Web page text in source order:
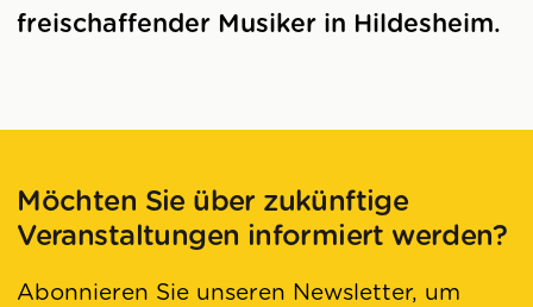
freischaffender Musiker in Hildesheim.
Möchten Sie über zukünftige
Veranstaltungen informiert werden?
Abonnieren Sie unseren Newsletter, um